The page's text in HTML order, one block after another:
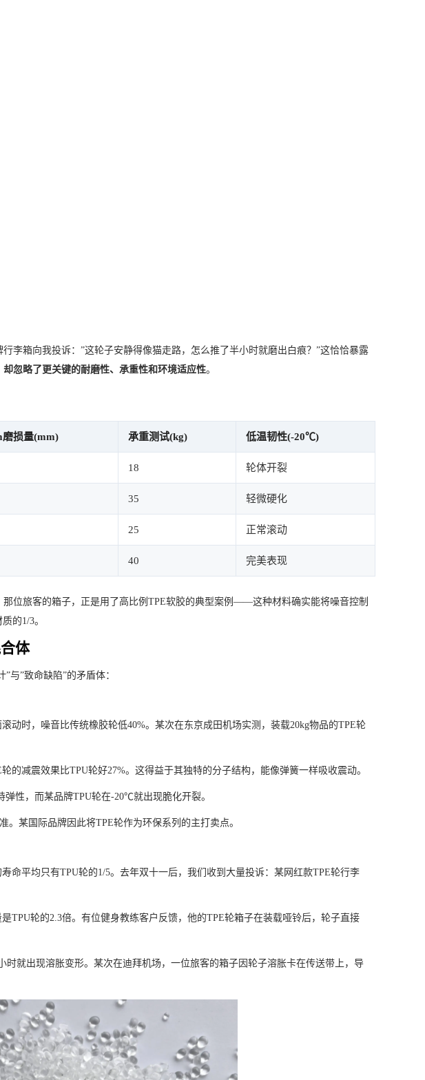
李箱向我投诉：”这轮子安静得像猫走路，怎么推了半小时就磨出白痕？”这恰恰暴露
忽略了更关键的耐磨性、承重性和环境适应性。
磨损量(mm) 承重测试(kg) 低温韧性(-20℃)
18 轮体开裂
35 轻微硬化
25 正常滚动
40 完美表现
那位旅客的箱子，正是用了高比例TPE软胶的典型案例——这种材料确实能将噪音控制
的1/3。
体
与”致命缺陷”的矛盾体：
动时，噪音比传统橡胶轮低40%。某次在东京成田机场实测，装载20kg物品的TPE轮
的减震效果比TPU轮好27%。这得益于其独特的分子结构，能像弹簧一样吸收震动。
性，而某品牌TPU轮在-20℃就出现脆化开裂。
。某国际品牌因此将TPE轮作为环保系列的主打卖点。
命平均只有TPU轮的1/5。去年双十一后，我们收到大量投诉：某网红款TPE轮行李
TPU轮的2.3倍。有位健身教练客户反馈，他的TPE轮箱子在装载哑铃后，轮子直接
时就出现溶胀变形。某次在迪拜机场，一位旅客的箱子因轮子溶胀卡在传送带上，导